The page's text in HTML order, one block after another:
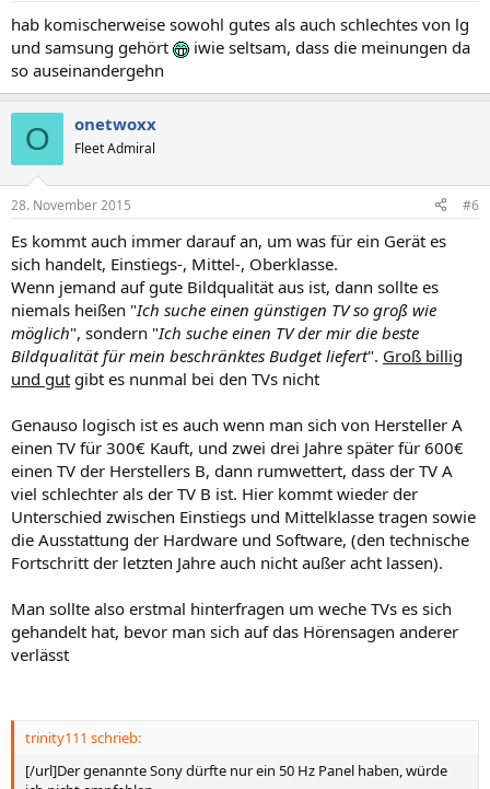
hab komischerweise sowohl gutes als auch schlechtes von lg
und samsung gehört
iwie seltsam, dass die meinungen da
so auseinandergehn
O onetwoxx
Fleet Admiral
28. November 2015 #6
Es kommt auch immer darauf an, um was für ein Gerät es
sich handelt, Einstiegs-, Mittel-, Oberklasse.
Wenn jemand auf gute Bildqualität aus ist, dann sollte es
niemals heißen "Ich suche einen günstigen TV so groß wie
möglich", sondern "Ich suche einen TV der mir die beste
Bildqualität für mein beschränktes Budget liefert". Groß billig
und gut gibt es nunmal bei den TVs nicht
Genauso logisch ist es auch wenn man sich von Hersteller A
einen TV für 300€ Kauft, und zwei drei Jahre später für 600€
einen TV der Herstellers B, dann rumwettert, dass der TV A
viel schlechter als der TV B ist. Hier kommt wieder der
Unterschied zwischen Einstiegs und Mittelklasse tragen sowie
die Ausstattung der Hardware und Software, (den technische
Fortschritt der letzten Jahre auch nicht außer acht lassen).
Man sollte also erstmal hinterfragen um weche TVs es sich
gehandelt hat, bevor man sich auf das Hörensagen anderer
verlässt
trinity111 schrieb:
[/url]Der genannte Sony dürfte nur ein 50 Hz Panel haben, würde